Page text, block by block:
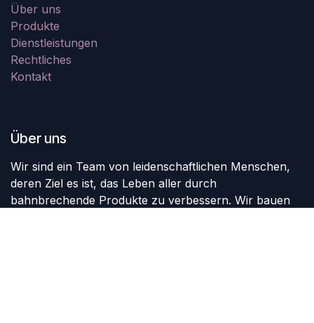
Über uns
Produkte
Dienstleistungen
Rechtliches
Kontakt
Über uns
Wir sind ein Team von leidenschaftlichen Menschen,
deren Ziel es ist, das Leben aller durch
bahnbrechende Produkte zu verbessern. Wir bauen